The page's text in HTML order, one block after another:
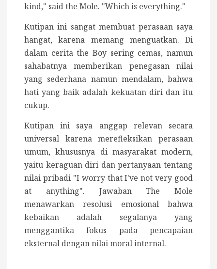
kind," said the Mole. "Which is everything."
Kutipan ini sangat membuat perasaan saya
hangat, karena memang menguatkan. Di
dalam cerita the Boy sering cemas, namun
sahabatnya memberikan penegasan nilai
yang sederhana namun mendalam, bahwa
hati yang baik adalah kekuatan diri dan itu
cukup.
Kutipan ini saya anggap relevan secara
universal karena merefleksikan perasaan
umum, khususnya di masyarakat modern,
yaitu keraguan diri dan pertanyaan tentang
nilai pribadi "I worry that I've not very good
at anything". Jawaban The Mole
menawarkan resolusi emosional bahwa
kebaikan adalah segalanya yang
menggantika fokus pada pencapaian
eksternal dengan nilai moral internal.